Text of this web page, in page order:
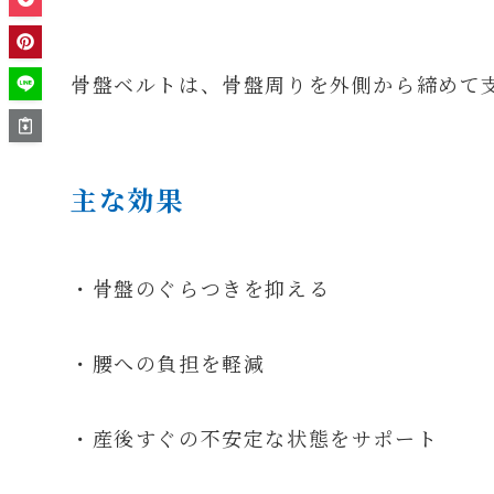
骨盤ベルトは、骨盤周りを外側から締めて
主な効果
・骨盤のぐらつきを抑える
・腰への負担を軽減
・産後すぐの不安定な状態をサポート